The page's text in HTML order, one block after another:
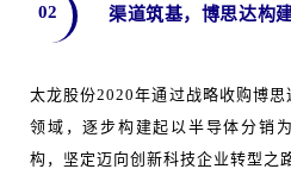
02 渠道筑基，博思达构
太龙股份2020年通过战略收购博
领域，逐步构建起以半导体分销
构，坚定迈向创新科技企业转型之